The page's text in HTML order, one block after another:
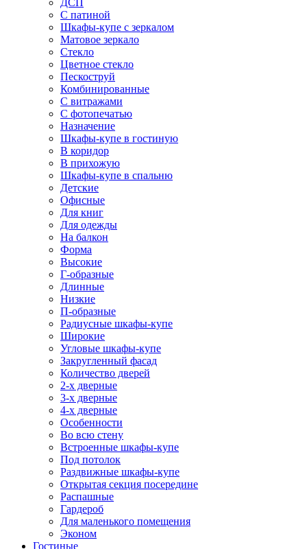
ДСП
С патиной
Шкафы-купе с зеркалом
Матовое зеркало
Стекло
Цветное стекло
Пескоструй
Комбинированные
С витражами
С фотопечатью
Назначение
Шкафы-купе в гостиную
В коридор
В прихожую
Шкафы-купе в спальню
Детские
Офисные
Для книг
Для одежды
На балкон
Форма
Высокие
Г-образные
Длинные
Низкие
П-образные
Радиусные шкафы-купе
Широкие
Угловые шкафы-купе
Закругленный фасад
Количество дверей
2-х дверные
3-х дверные
4-х дверные
Особенности
Во всю стену
Встроенные шкафы-купе
Под потолок
Раздвижные шкафы-купе
Открытая секция посередине
Распашные
Гардероб
Для маленького помещения
Эконом
Гостиные